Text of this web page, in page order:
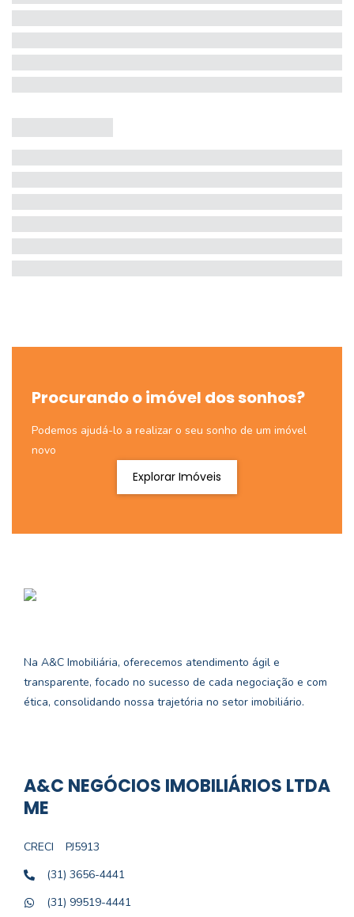
Procurando o imóvel dos sonhos?
Podemos ajudá-lo a realizar o seu sonho de um imóvel
novo
Explorar Imóveis
Na A&C Imobiliária, oferecemos atendimento ágil e
transparente, focado no sucesso de cada negociação e com
ética, consolidando nossa trajetória no setor imobiliário.
A&C NEGÓCIOS IMOBILIÁRIOS LTDA
ME
CRECI
PJ5913
(31) 3656-4441
(31) 99519-4441